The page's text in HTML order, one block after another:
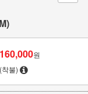
160,000원
(착불)